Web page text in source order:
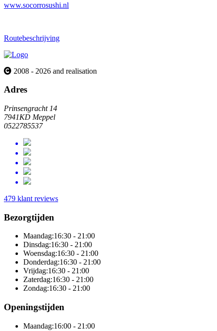
www.socorrosushi.nl
Routebeschrijving
2008 - 2026 and realisation
Adres
Prinsengracht 14
7941KD Meppel
0522785537
479 klant reviews
Bezorgtijden
Maandag:16:30 - 21:00
Dinsdag:16:30 - 21:00
Woensdag:16:30 - 21:00
Donderdag:16:30 - 21:00
Vrijdag:16:30 - 21:00
Zaterdag:16:30 - 21:00
Zondag:16:30 - 21:00
Openingstijden
Maandag:16:00 - 21:00